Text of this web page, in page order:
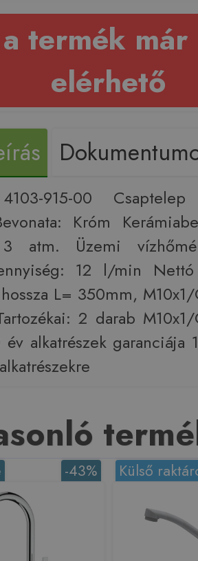
termék már
elérhető
915-00
Króm
atm. Üzemi
12 l/min
hossza L= 350mm,
2 darab
év alkatrészek garanciája
-43% Külső